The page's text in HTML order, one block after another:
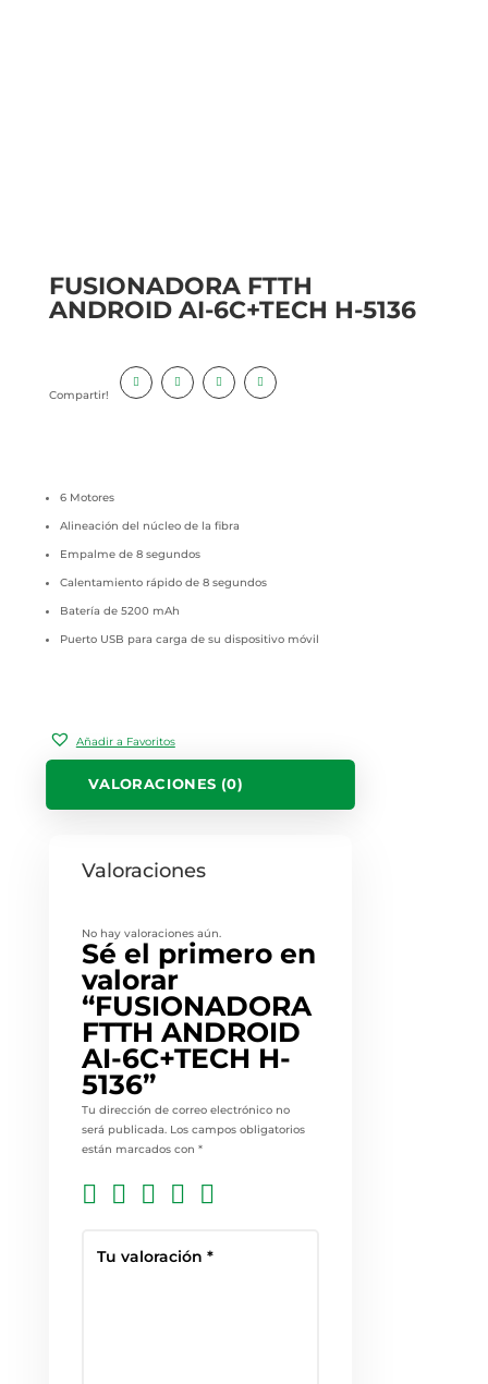
FUSIONADORA FTTH
ANDROID AI-6C+TECH H-5136
Compartir!
6 Motores
Alineación del núcleo de la fibra
Empalme de 8 segundos
Calentamiento rápido de 8 segundos
Batería de 5200 mAh
Puerto USB para carga de su dispositivo móvil
Añadir a Favoritos
VALORACIONES (0)
Valoraciones
No hay valoraciones aún.
Sé el primero en
valorar
“FUSIONADORA
FTTH ANDROID
AI-6C+TECH H-
5136”
Tu dirección de correo electrónico no
será publicada. Los campos obligatorios
están marcados con *